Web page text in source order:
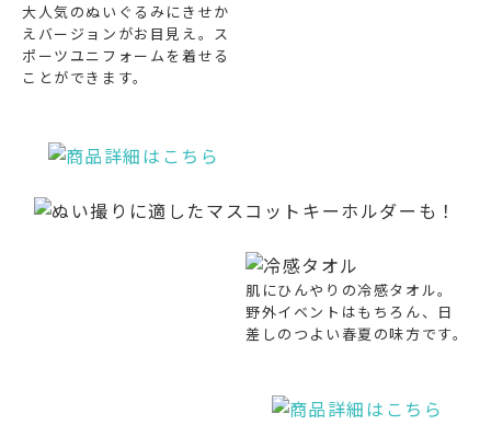
大人気のぬいぐるみにきせか
えバージョンがお目見え。ス
ポーツユニフォームを着せる
ことができます。
肌にひんやりの冷感タオル。
野外イベントはもちろん、日
差しのつよい春夏の味方です。